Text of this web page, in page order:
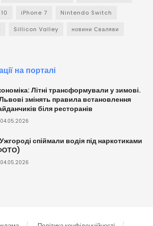
iPhone 7 Nintendo Switch
Sillicon Valley новини Сваляви
на порталі
Літні трансформували у зимові.
змінять правила встановлення
біля ресторанів
04.05.2026
спіймали водія під наркотиками
04.05.2026